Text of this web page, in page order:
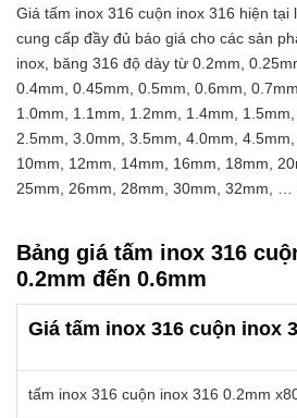
Giá tấm inox 316 cuộn inox 316 hiện tại
cung cấp đầy đủ báo giá cho các sản
inox, băng 316 độ dày từ 0.2mm,
0.4mm, 0.45mm, 0.5mm, 0.6mm,
1.0mm, 1.1mm, 1.2mm, 1.4mm,
2.5mm, 3.0mm, 3.5mm, 4.0mm,
10mm, 12mm, 14mm, 16mm, 18mm,
25mm, 26mm, 28mm, 30mm, 32mm, …
Bảng giá tấm inox 316
0.2mm đến 0.6mm
Giá tấm inox 316 cuộn inox
tấm inox 316 cuộn inox 316 0.2mm